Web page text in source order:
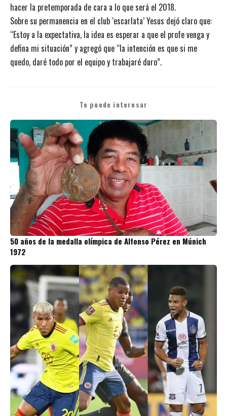
hacer la pretemporada de cara a lo que será el 2018.
Sobre su permanencia en el club ‘escarlata’ Yesus dejó claro que:
“Estoy a la expectativa, la idea es esperar a que el profe venga y
defina mi situación” y agregó que “la intención es que si me
quedo, daré todo por el equipo y trabajaré duro”.
Te puede interesar
50 años de la medalla olímpica de Alfonso Pérez en Múnich
1972